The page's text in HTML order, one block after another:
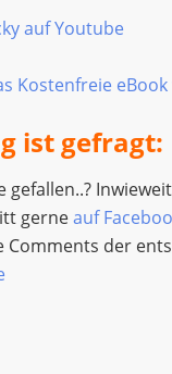
auf Youtube
Kostenfreie
ist gefragt:
gefallen..?
gerneauf
Comments der